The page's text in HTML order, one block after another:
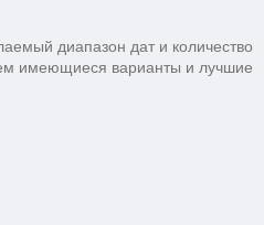
диапазон дат и количество
имеющиеся варианты и лучшие